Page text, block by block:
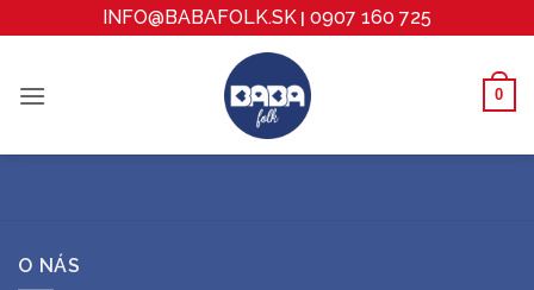
INFO@BABAFOLK.SK|0907 160 725
0
O NÁS